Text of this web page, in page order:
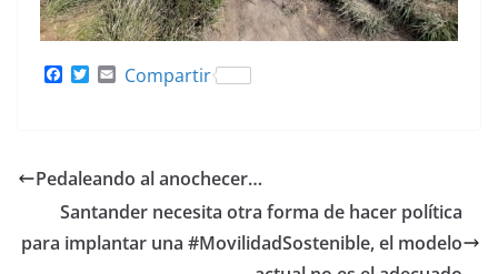
o
T
r
Compartir
Pedaleando al anochecer…
Santander necesita otra forma de hacer política
para implantar una #MovilidadSostenible, el modelo